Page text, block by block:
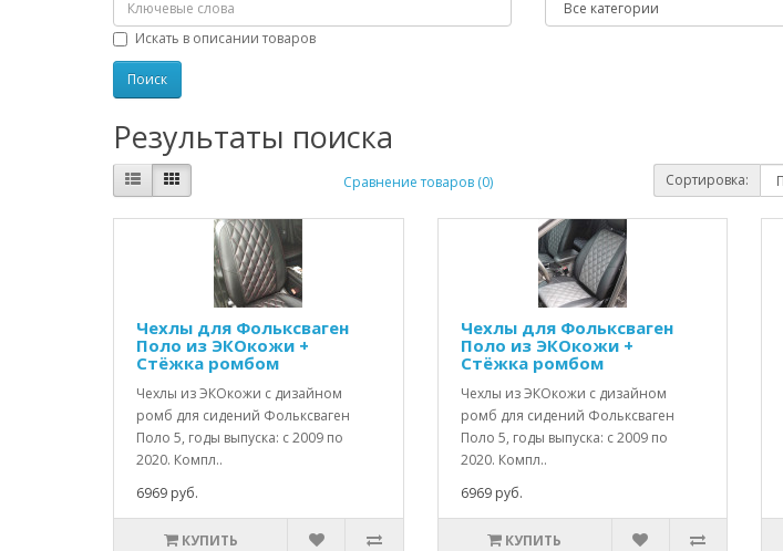
Искать в описании товаров
Результаты поиска
Сравнение товаров (0) Сортировка:
Чехлы для Фольксваген
Поло из ЭКОкожи +
Стёжка ромбом
Чехлы из ЭКОкожи с дизайном
ромб для сидений Фольксваген
Поло 5, годы выпуска: c 2009 по
2020. Компл..
6969 руб.
КУПИТЬ
Чехлы для Фольксваген
Поло из ЭКОкожи +
Стёжка ромбом
Чехлы из ЭКОкожи с дизайном
ромб для сидений Фольксваген
Поло 5, годы выпуска: c 2009 по
2020. Компл..
6969 руб.
КУПИТЬ